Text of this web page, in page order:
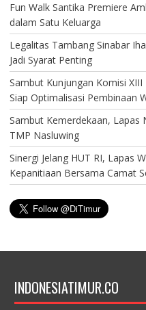
Fun Walk Santika Premiere
dalam Satu Keluarga
Legalitas Tambang Sinabar
Jadi Syarat Penting
Sambut Kunjungan Komisi
Siap Optimalisasi Pembinaan
Sambut Kemerdekaan, Lapas
TMP Nasluwing
Sinergi Jelang HUT RI, Lapas
Kepanitiaan Bersama Camat
INDONESIATIMUR.CO